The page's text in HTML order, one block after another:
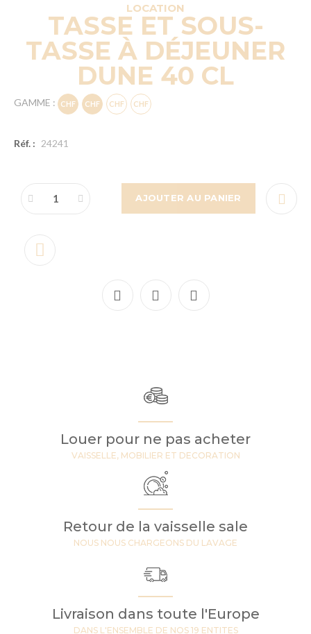
LOCATION
TASSE ET SOUS-
TASSE À DÉJEUNER
DUNE 40 CL
GAMME :
Réf. : 24241
AJOUTER AU PANIER
Louer pour ne pas acheter
VAISSELLE, MOBILIER ET DECORATION
Retour de la vaisselle sale
NOUS NOUS CHARGEONS DU LAVAGE
Livraison dans toute l'Europe
DANS L'ENSEMBLE DE NOS 19 ENTITES